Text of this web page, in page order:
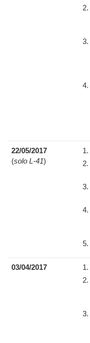
22/05/2017
(solo L-41)
03/04/2017